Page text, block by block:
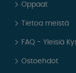
Oppaat
Tietoa meistä
FAQ - Yleisiä
Ostoehdot